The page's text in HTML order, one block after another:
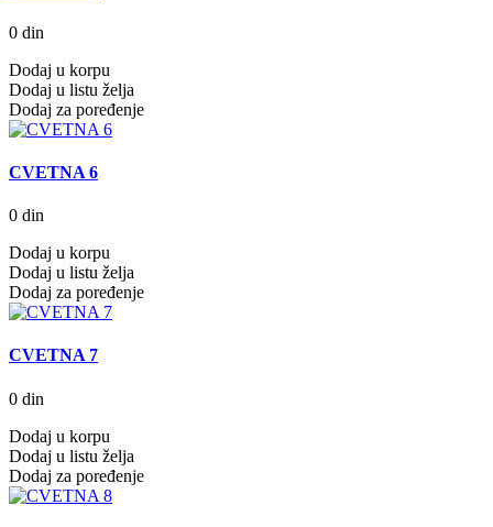
0 din
Dodaj u korpu
Dodaj u listu želja
Dodaj za poređenje
CVETNA 6
0 din
Dodaj u korpu
Dodaj u listu želja
Dodaj za poređenje
CVETNA 7
0 din
Dodaj u korpu
Dodaj u listu želja
Dodaj za poređenje